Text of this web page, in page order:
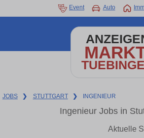
Event Auto
JOBS ❯ STUTTGART ❯ INGENIEUR
Ingenieur Jobs in
Aktuelle